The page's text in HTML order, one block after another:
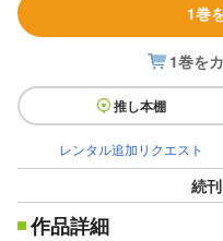
1巻
1巻を
推し本棚
レンタル追加リクエスト
続
作品詳細